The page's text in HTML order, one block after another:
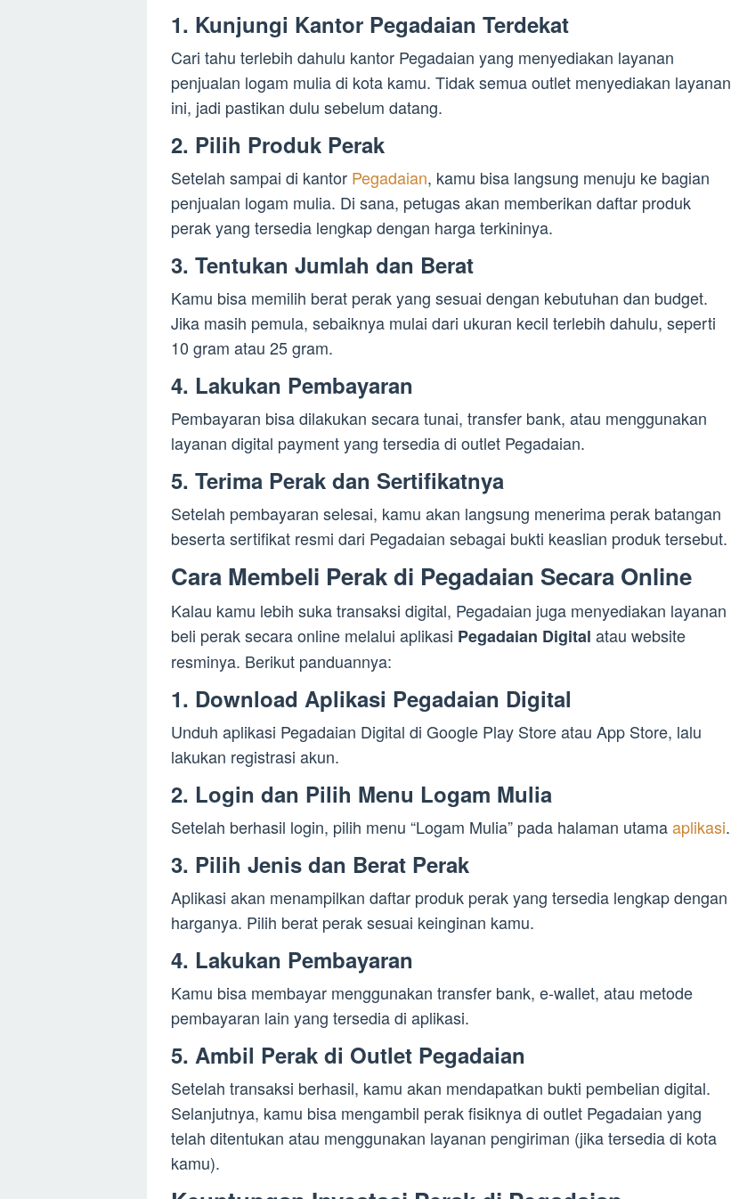
1. Kunjungi Kantor Pegadaian Terdekat
Cari tahu terlebih dahulu kantor Pegadaian yang menyediakan layanan
penjualan logam mulia di kota kamu. Tidak semua outlet menyediakan layanan
ini, jadi pastikan dulu sebelum datang.
2. Pilih Produk Perak
Setelah sampai di kantor Pegadaian, kamu bisa langsung menuju ke bagian
penjualan logam mulia. Di sana, petugas akan memberikan daftar produk
perak yang tersedia lengkap dengan harga terkininya.
3. Tentukan Jumlah dan Berat
Kamu bisa memilih berat perak yang sesuai dengan kebutuhan dan budget.
Jika masih pemula, sebaiknya mulai dari ukuran kecil terlebih dahulu, seperti
10 gram atau 25 gram.
4. Lakukan Pembayaran
Pembayaran bisa dilakukan secara tunai, transfer bank, atau menggunakan
layanan digital payment yang tersedia di outlet Pegadaian.
5. Terima Perak dan Sertifikatnya
Setelah pembayaran selesai, kamu akan langsung menerima perak batangan
beserta sertifikat resmi dari Pegadaian sebagai bukti keaslian produk tersebut.
Cara Membeli Perak di Pegadaian Secara Online
Kalau kamu lebih suka transaksi digital, Pegadaian juga menyediakan layanan
beli perak secara online melalui aplikasi Pegadaian Digital atau website
resminya. Berikut panduannya:
1. Download Aplikasi Pegadaian Digital
Unduh aplikasi Pegadaian Digital di Google Play Store atau App Store, lalu
lakukan registrasi akun.
2. Login dan Pilih Menu Logam Mulia
Setelah berhasil login, pilih menu “Logam Mulia” pada halaman utamaaplikasi.
3. Pilih Jenis dan Berat Perak
Aplikasi akan menampilkan daftar produk perak yang tersedia lengkap dengan
harganya. Pilih berat perak sesuai keinginan kamu.
4. Lakukan Pembayaran
Kamu bisa membayar menggunakan transfer bank, e-wallet, atau metode
pembayaran lain yang tersedia di aplikasi.
5. Ambil Perak di Outlet Pegadaian
Setelah transaksi berhasil, kamu akan mendapatkan bukti pembelian digital.
Selanjutnya, kamu bisa mengambil perak fisiknya di outlet Pegadaian yang
telah ditentukan atau menggunakan layanan pengiriman (jika tersedia di kota
kamu).